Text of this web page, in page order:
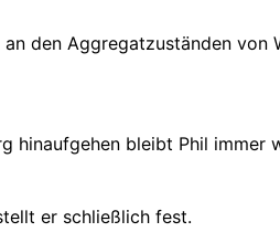
an den Aggregatzuständen von
hinaufgehen bleibt Phil
er schließlich fest.